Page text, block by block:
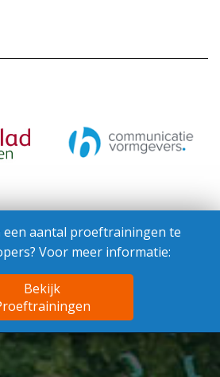
een aantal proeftrainingen te
Voor meer informatie:
Bekijk